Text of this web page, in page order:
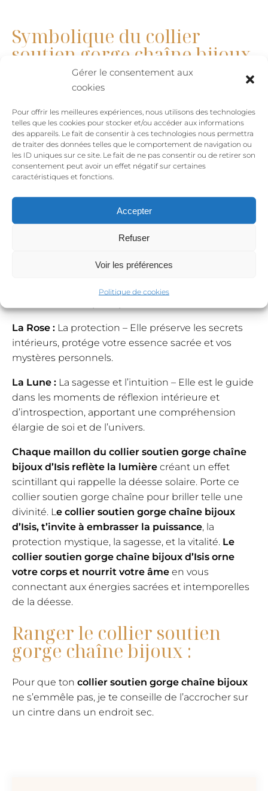
Gérer le consentement aux
cookies
Pour offrir les meilleures expériences, nous utilisons des technologies
telles que les cookies pour stocker et/ou accéder aux informations
des appareils. Le fait de consentir à ces technologies nous permettra
de traiter des données telles que le comportement de navigation ou
les ID uniques sur ce site. Le fait de ne pas consentir ou de retirer son
consentement peut avoir un effet négatif sur certaines
caractéristiques et fonctions.
Accepter
Refuser
Voir les préférences
Politique de cookies
bijoux
d'Isis
Symbolique du collier
soutien gorge chaîne bijoux
creux de votre buste, les symboles d’Isis. En portant
ce collier, vous embrassez une riche symbolique
ancestrale :
La Croix d’Ankh :Symbole de vie – Isis insuffle le
considérée comme la clé de la vie éternelle. Elle
ouvre les passages vers de nouvelles dimensions,
renouvelant continuellement votre énergie vitale.
lumière intérieure qui éclaire votre chemin et
illumine votre existence, vous permettant de
La Rose : La protection – Elle préserve les secrets
intérieurs, protége votre essence sacrée et vos
mystères personnels.
La Lune : La sagesse et l’intuition – Elle est le guide
dans les moments de réflexion intérieure et
d’introspection, apportant une compréhension
élargie de soi et de l’univers.
Chaque maillon du collier soutien gorge chaîne
bijoux d’Isis reflète la lumière créant un effet
scintillant qui rappelle la déesse solaire. Porte ce
collier soutien gorge chaîne pour briller telle une
divinité. L e collier soutien gorge chaîne bijoux
d’Isis, t’invite à embrasser la puissance, la
protection mystique, la sagesse, et la vitalité. Le
collier soutien gorge chaîne bijoux d’Isis orne
votre corps et nourrit votre âme en vous
connectant aux énergies sacrées et intemporelles
de la déesse.
Ranger le collier soutien
gorge chaîne bijoux :
Pour que ton collier soutien gorge chaîne bijoux
ne s’emmêle pas, je te conseille de l’accrocher sur
un cintre dans un endroit sec.